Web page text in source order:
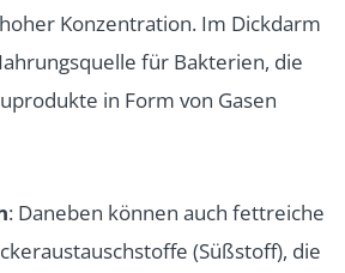
Konzentration. Im Dickdarm
für Bakterien, die
in Form von Gasen
: Daneben können auch fettreiche
(Süßstoff), die